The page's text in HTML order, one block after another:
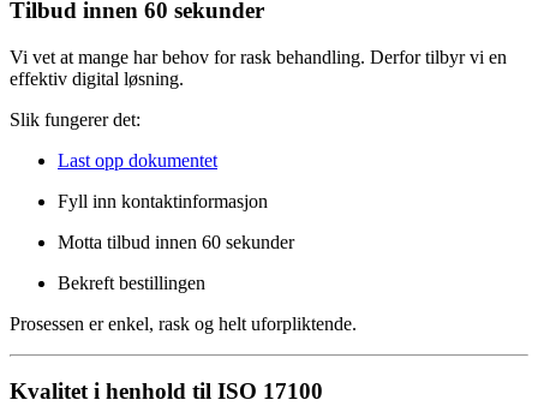
Tilbud innen 60 sekunder
Vi vet at mange har behov for rask behandling. Derfor tilbyr vi en
effektiv digital løsning.
Slik fungerer det:
Last opp dokumentet
Fyll inn kontaktinformasjon
Motta tilbud innen 60 sekunder
Bekreft bestillingen
Prosessen er enkel, rask og helt uforpliktende.
Kvalitet i henhold til ISO 17100